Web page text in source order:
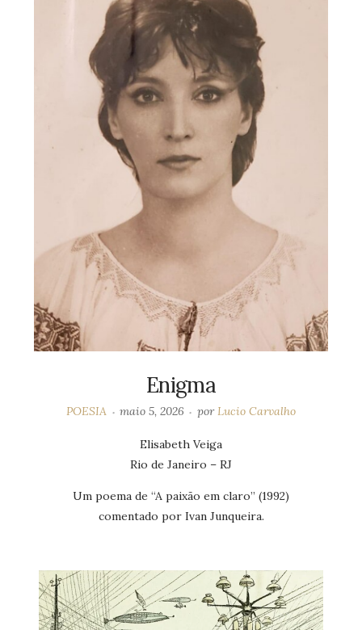
Enigma
POESIA maio 5, 2026 porLucio Carvalho
Elisabeth Veiga
Rio de Janeiro – RJ
Um poema de “A paixão em claro” (1992)
comentado por Ivan Junqueira.